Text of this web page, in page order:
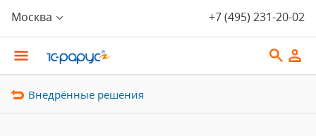
Москва +7 (495) 231-20-02
Внедрённые решения